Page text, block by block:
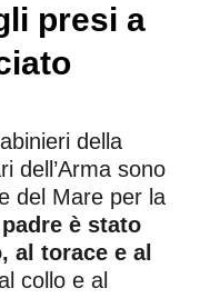
presi a
della
dell’Arma sono
del Mare per la
è stato
al torace e al
collo e al